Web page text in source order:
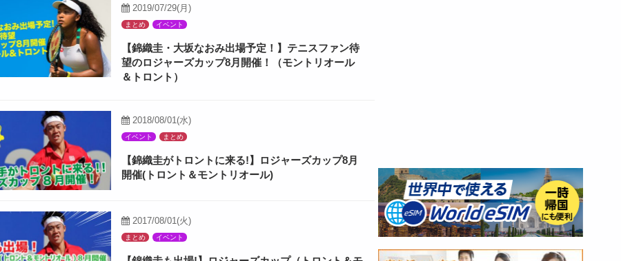
2019/07/29(月)
まとめ イベント
【錦織圭・大坂なおみ出場予定！】テニスファン待
望のロジャーズカップ8月開催！（モントリオール
＆トロント）
2018/08/01(水)
イベント まとめ
【錦織圭がトロントに来る!】ロジャーズカップ8月
開催(トロント＆モントリオール)
2017/08/01(火)
まとめ イベント